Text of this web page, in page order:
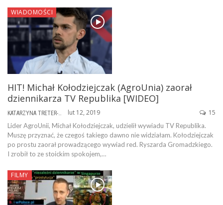
WIADOMOŚCI
HIT! Michał Kołodziejczak (AgroUnia) zaorał
dziennikarza TV Republika [WIDEO]
KATARZYNA TRETER-SIERPIŃSKA lut 12, 2019 15
Lider AgroUnii, Michał Kołodziejczak, udzielił wywiadu TV Republika.
Muszę przyznać, że czegoś takiego dawno nie widziałam. Kołodziejczak
po prostu zaorał prowadzącego wywiad red. Ryszarda Gromadzkiego.
I zrobił to ze stoickim spokojem,…
FILMY